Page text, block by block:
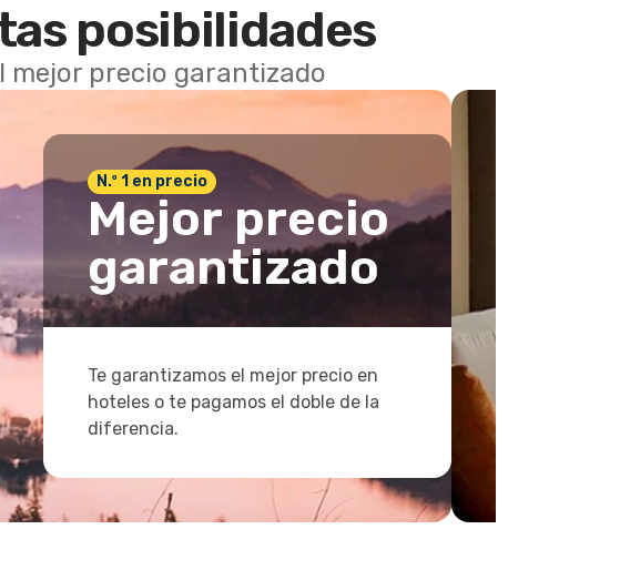
posibilidades
mejor precio garantizado
N.º 1 en precio
Mejor precio
garantizado
Te garantizamos el mejor precio en
hoteles o te pagamos el doble de la
diferencia.